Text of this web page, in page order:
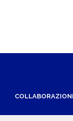
COLLABORAZIONI